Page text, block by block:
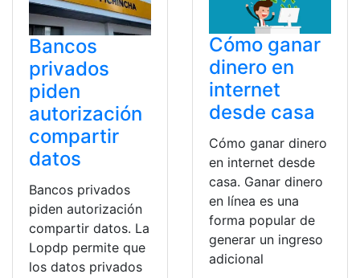
Bancos
privados
piden
autorización
compartir
datos
Bancos privados
piden autorización
compartir datos. La
Lopdp permite que
los datos privados
Cómo ganar
dinero en
internet
desde casa
Cómo ganar dinero
en internet desde
casa. Ganar dinero
en línea es una
forma popular de
generar un ingreso
adicional